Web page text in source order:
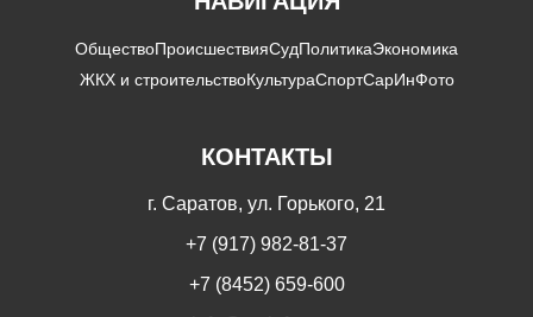
ОбществоПроисшествияСудПолитикаЭкономика
ЖКХ и строительствоКультураСпортСарИнФото
КОНТАКТЫ
г. Саратов, ул. Горького, 21
+7 (917) 982-81-37
+7 (8452) 659-600